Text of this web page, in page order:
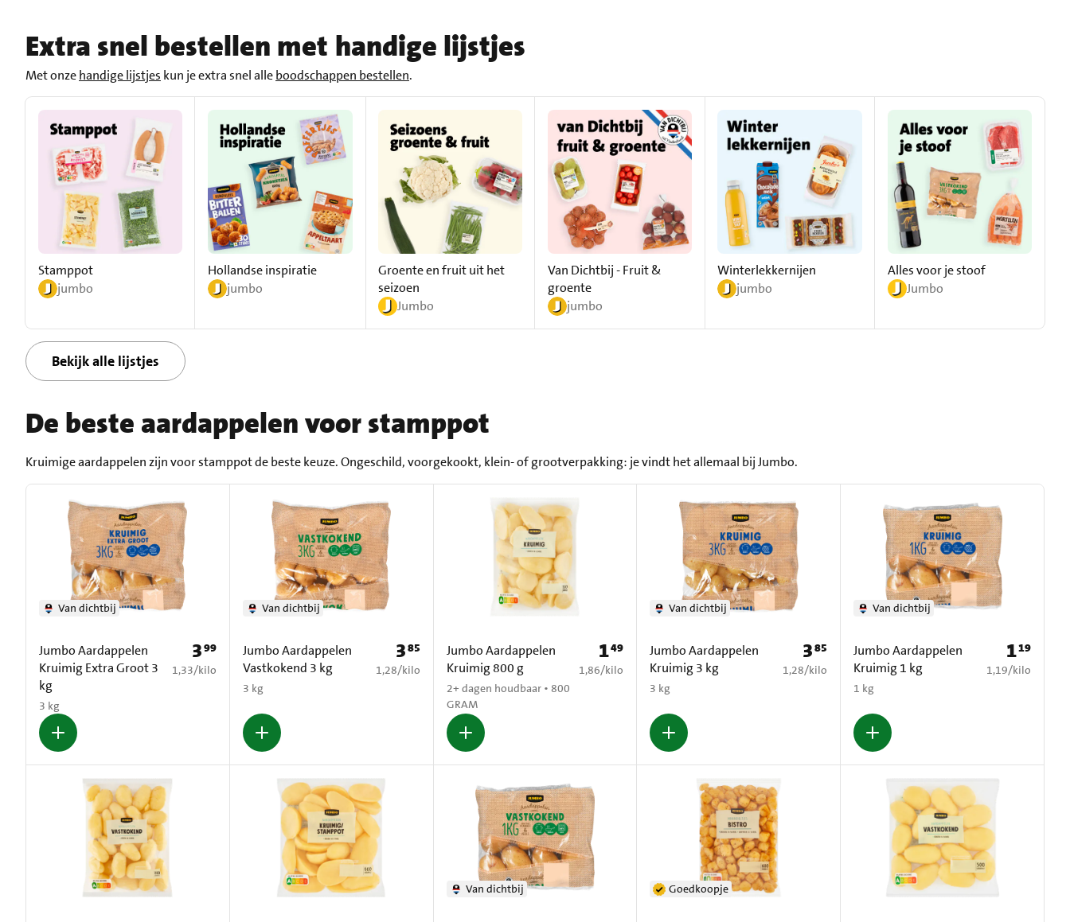
Extra snel bestellen met handige lijstjes
Met onzehandige lijstjes kun je extra snel alleboodschappen bestellen.
Stamppot
jumbo
Hollandse inspiratie
jumbo
Groente en fruit uit het
seizoen
Jumbo
Van Dichtbij - Fruit &
groente
jumbo
Winterlekkernijen
jumbo
Alles voor je stoof
Jumbo
Bekijk alle lijstjes
De beste aardappelen voor stamppot
Kruimige aardappelen zijn voor stamppot de beste keuze. Ongeschild, voorgekookt, klein- of grootverpakking: je vindt het allemaal bij Jumbo.
Jumbo Aardappelen
Kruimig Extra Groot 3
kg
3 kg
Van dichtbij
Prijs: € 3,99
399
€ 1,33 per kilo
1,33/kilo
Jumbo Aardappelen
Vastkokend 3 kg
3 kg
Van dichtbij
Prijs: € 3,85
385
€ 1,28 per kilo
1,28/kilo
Jumbo Aardappelen
Kruimig 800 g
2+ dagen houdbaar • 800
GRAM
Prijs: € 1,49
149
€ 1,86 per kilo
1,86/kilo
Jumbo Aardappelen
Kruimig 3 kg
3 kg
Van dichtbij
Prijs: € 3,85
385
€ 1,28 per kilo
1,28/kilo
Jumbo Aardappelen
Kruimig 1 kg
1 kg
Van dichtbij
Prijs: € 1,19
119
€ 1,19 per kilo
1,19/kilo
Van dichtbij Goedkoopje